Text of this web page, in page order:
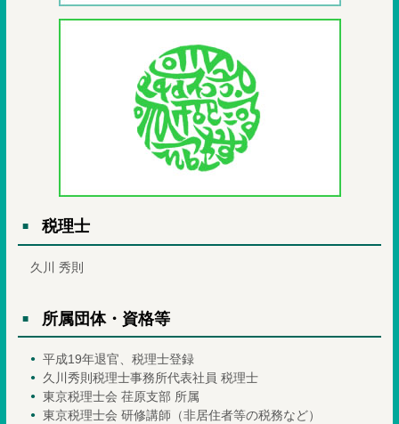
税理士
久川 秀則
所属団体・資格等
平成19年退官、税理士登録
久川秀則税理士事務所代表社員 税理士
東京税理士会 荏原支部 所属
東京税理士会 研修講師（非居住者等の税務など）